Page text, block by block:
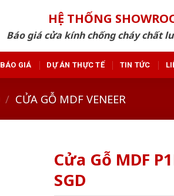
HỆ THỐNG
Báo giá cửa kính chống cháy chất
BÁO GIÁ DỰ ÁN THỰC TẾ TIN TỨC
/ CỬA GỖ MDF VENEER
Cửa Gỗ MDF
SGD